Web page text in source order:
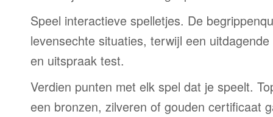
Speel interactieve spelletjes. De
levensechte situaties, terwijl een
en uitspraak test.
Verdien punten met elk spel dat je speelt.
een bronzen, zilveren of gouden certificaat